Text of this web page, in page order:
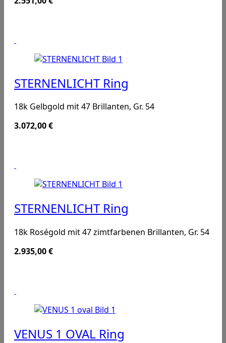
STERNENLICHT Ring
18k Gelbgold mit 47 Brillanten, Gr. 54
3.072,00€
STERNENLICHT Ring
18k Roségold mit 47 zimtfarbenen Brillanten, Gr. 54
2.935,00€
VENUS 1 OVAL Ring